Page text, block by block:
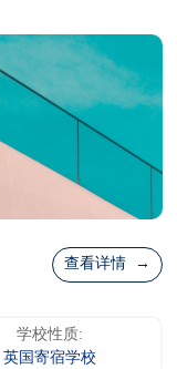
查看详情 →
学校性质:
英国寄宿学校